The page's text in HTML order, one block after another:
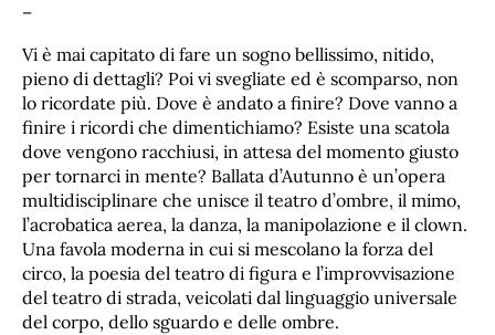
–
Vi è mai capitato di fare un sogno bellissimo, nitido,
pieno di dettagli? Poi vi svegliate ed è scomparso, non
lo ricordate più. Dove è andato a finire? Dove vanno a
finire i ricordi che dimentichiamo? Esiste una scatola
dove vengono racchiusi, in attesa del momento giusto
per tornarci in mente? Ballata d’Autunno è un’opera
multidisciplinare che unisce il teatro d’ombre, il mimo,
l’acrobatica aerea, la danza, la manipolazione e il clown.
Una favola moderna in cui si mescolano la forza del
circo, la poesia del teatro di figura e l’improvvisazione
del teatro di strada, veicolati dal linguaggio universale
del corpo, dello sguardo e delle ombre.